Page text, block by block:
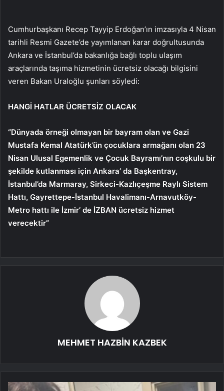
Cumhurbaşkanı Recep Tayyip Erdoğan’ın imzasıyla 4 Nisan
tarihli Resmi Gazete’de yayımlanan karar doğrultusunda
Ankara ve İstanbul’da bakanlığa bağlı toplu ulaşım
araçlarında taşıma hizmetinin ücretsiz olacağı bilgisini
veren Bakan Uraloğlu şunları söyledi:
HANGİ HATLAR ÜCRETSİZ OLACAK
“Dünyada örneği olmayan bir bayram olan ve Gazi
Mustafa Kemal Atatürk’ün çocuklara armağanı olan 23
Nisan Ulusal Egemenlik ve Çocuk Bayramı’nın coşkulu bir
şekilde kutlanması için Ankara’ da Başkentray,
İstanbul’da Marmaray, Sirkeci-Kazlıçeşme Raylı Sistem
Hattı, Gayrettepe-İstanbul Havalimanı-Arnavutköy-
Metro hattı ile İzmir’ de İZBAN ücretsiz hizmet
verecektir”
MEHMET HAZBİN KAZBEK